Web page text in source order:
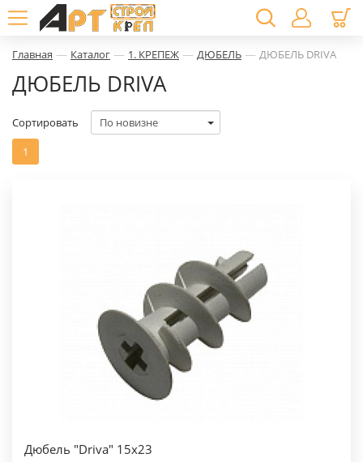
Главная — Каталог — 1. КРЕПЕЖ — ДЮБЕЛЬ — ДЮБЕЛЬ DRIVA
ДЮБЕЛЬ DRIVA
1
Сортировать
Дюбель "Driva" 15х23